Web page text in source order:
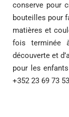
conserve pour
bouteilles pour
matières et
fois terminée
découverte et
pour les
+352 23 69 73